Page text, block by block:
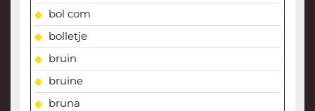
bol com
bolletje
bruin
bruine
bruna